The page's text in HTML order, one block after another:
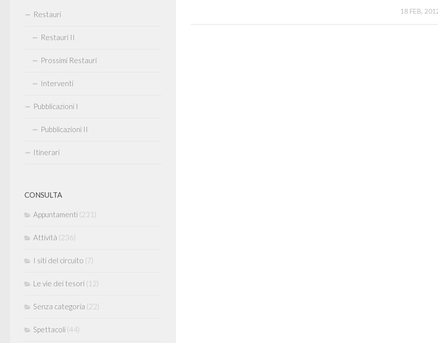
18 FEB,
Restauri
Restauri II
Prossimi Restauri
Interventi
Pubblicazioni I
Pubblicazioni II
Itinerari
CONSULTA
Appuntamenti (231)
Attività (236)
I siti del circuito (7)
Le vie dei tesori (12)
Senza categoria (22)
Spettacoli (44)